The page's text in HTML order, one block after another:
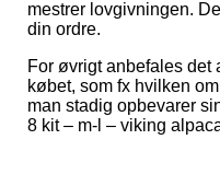
mestrer lovgivningen.
din ordre.
For øvrigt anbefales det
købet, som fx hvilken
man stadig opbevarer
8 kit – m-l – viking